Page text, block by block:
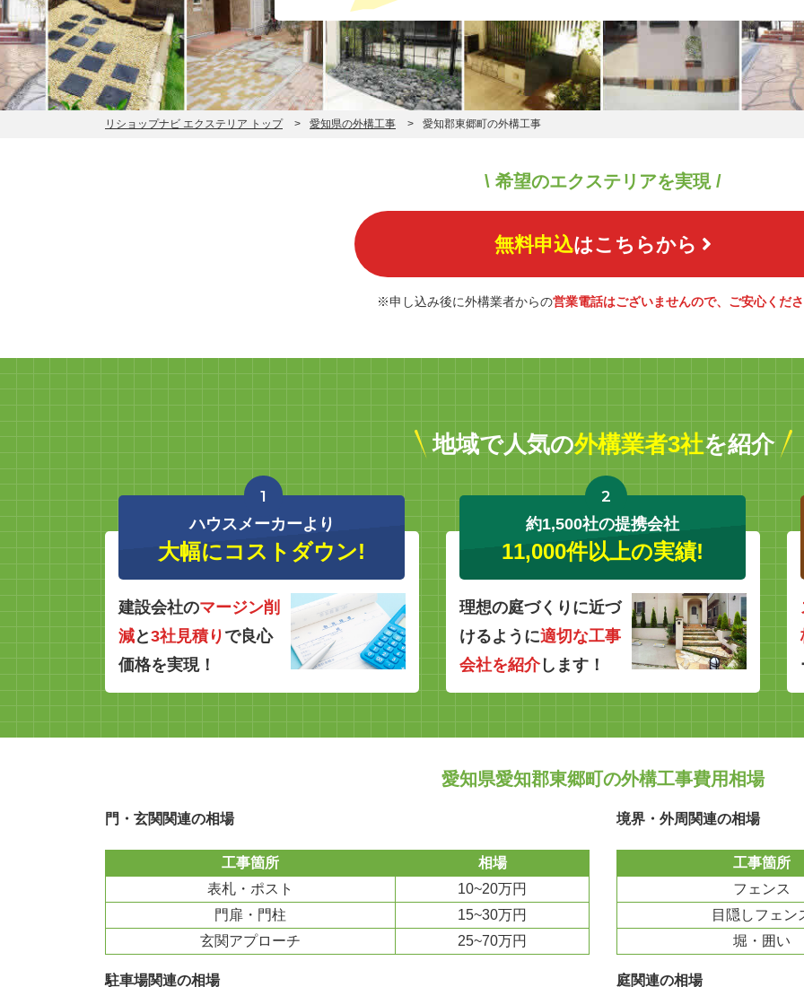
リショップナビ エクステリア トップ 愛知県の外構工事 愛知郡東郷町の外構工事
\ 希望のエクステリアを実現 /
無料申込はこちらから
※申し込み後に外構業者からの営業電話はございませんので、ご安心くだ
地域で人気の外構業者3社を紹介
1
ハウスメーカーより
大幅にコストダウン!
建設会社のマージン削
減と3社見積り で良心
価格を実現！
2
約1,500社の提携会社
11,000件以上の実績!
理想の庭づくりに近づ
けるように適切な工事
会社を紹介します！
愛知県愛知郡東郷町の外構工事費用相場
門・玄関関連の相場
工事箇所
相場
表札・ポスト
10~20万円
門扉・門柱
15~30万円
玄関アプローチ
25~70万円
境界・外周関連の相場
工事箇所
フェンス
目隠しフェン
堀・囲い
駐車場関連の相場 庭関連の相場